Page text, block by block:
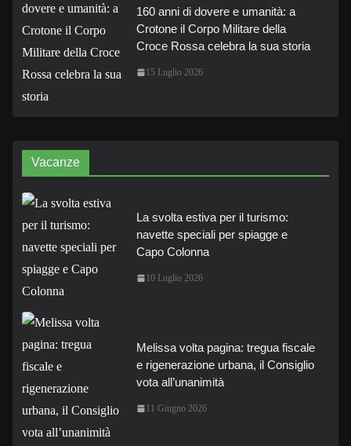
160 anni di dovere e umanità: a
Crotone il Corpo Militare della
Croce Rossa celebra la sua storia
15 Luglio 2026
Vacanze
La svolta estiva per il turismo:
navette speciali per spiagge e
Capo Colonna
10 Luglio 2026
Melissa volta pagina: tregua fiscale
e rigenerazione urbana, il Consiglio
vota all’unanimità
11 Giugno 2026